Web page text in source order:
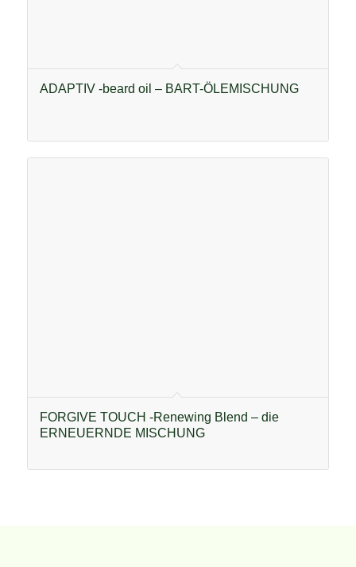
ADAPTIV -beard oil – BART-ÖLEMISCHUNG
FORGIVE TOUCH -Renewing Blend – die
ERNEUERNDE MISCHUNG